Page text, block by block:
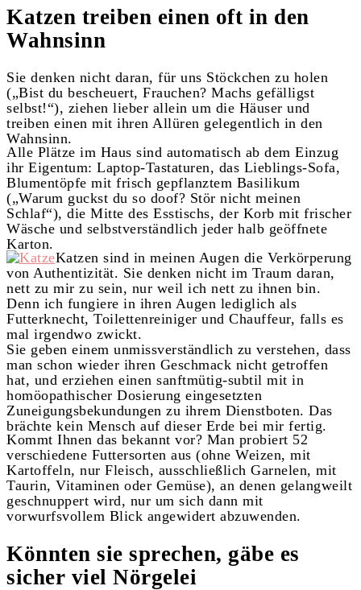
Katzen treiben einen oft in den
Wahnsinn
Sie denken nicht daran, für uns Stöckchen zu holen
(„Bist du bescheuert, Frauchen? Machs gefälligst
selbst!“), ziehen lieber allein um die Häuser und
treiben einen mit ihren Allüren gelegentlich in den
Wahnsinn.
Alle Plätze im Haus sind automatisch ab dem Einzug
ihr Eigentum: Laptop-Tastaturen, das Lieblings-Sofa,
Blumentöpfe mit frisch gepflanztem Basilikum
(„Warum guckst du so doof? Stör nicht meinen
Schlaf“), die Mitte des Esstischs, der Korb mit frischer
Wäsche und selbstverständlich jeder halb geöffnete
Karton.
Katzen sind in meinen Augen die Verkörperung
von Authentizität. Sie denken nicht im Traum daran,
nett zu mir zu sein, nur weil ich nett zu ihnen bin.
Denn ich fungiere in ihren Augen lediglich als
Futterknecht, Toilettenreiniger und Chauffeur, falls es
mal irgendwo zwickt.
Sie geben einem unmissverständlich zu verstehen, dass
man schon wieder ihren Geschmack nicht getroffen
hat, und erziehen einen sanftmütig-subtil mit in
homöopathischer Dosierung eingesetzten
Zuneigungsbekundungen zu ihrem Dienstboten. Das
brächte kein Mensch auf dieser Erde bei mir fertig.
Kommt Ihnen das bekannt vor? Man probiert 52
verschiedene Futtersorten aus (ohne Weizen, mit
Kartoffeln, nur Fleisch, ausschließlich Garnelen, mit
Taurin, Vitaminen oder Gemüse), an denen gelangweilt
geschnuppert wird, nur um sich dann mit
vorwurfsvollem Blick angewidert abzuwenden.
Könnten sie sprechen, gäbe es
sicher viel Nörgelei